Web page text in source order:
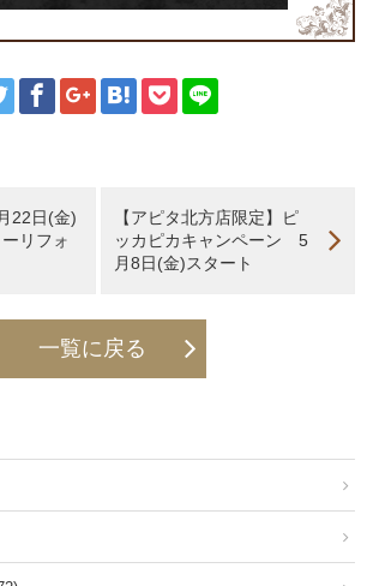
22日(金)
リフォ
【アピタ北方店限定】ピ
ッカピカキャンペーン 5
月8日(金)スタート
一覧に戻る